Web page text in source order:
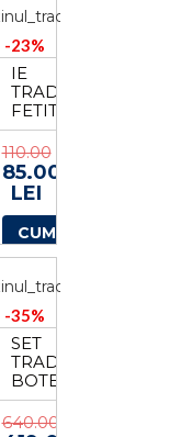
-23%
IE
TRADITIONALA
FETITE
FRANCI
4
110.00
85.00
LEI
CUMPARA
-35%
SET
TRADITIONAL
BOTEZ
ANTONIA
5
640.00